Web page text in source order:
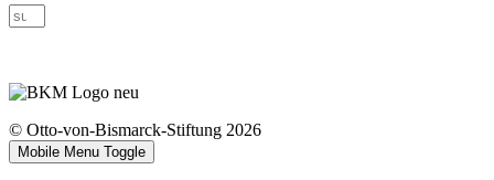
© Otto-von-Bismarck-Stiftung 2026
Mobile Menu Toggle